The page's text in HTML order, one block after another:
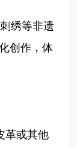
绣等非遗
创作，体
革或其他